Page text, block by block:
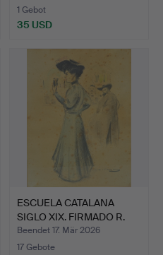
1 Gebot
35 USD
ESCUELA CATALANA
SIGLO XIX. FIRMADO R.
CAS…
Beendet 17. Mär 2026
17 Gebote